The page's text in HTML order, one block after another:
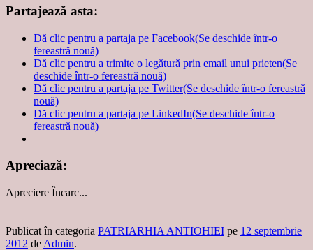
Partajează asta:
Dă clic pentru a partaja pe Facebook(Se deschide într-o
fereastră nouă)
Dă clic pentru a trimite o legătură prin email unui prieten(Se
deschide într-o fereastră nouă)
Dă clic pentru a partaja pe Twitter(Se deschide într-o fereastră
nouă)
Dă clic pentru a partaja pe LinkedIn(Se deschide într-o
fereastră nouă)
Apreciază:
Apreciere Încarc...
Publicat în categoria PATRIARHIA ANTIOHIEI pe 12 septembrie
2012 de Admin.